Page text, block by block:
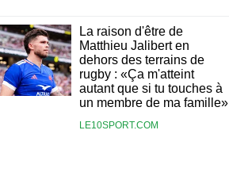
La raison d'être de
Matthieu Jalibert en
dehors des terrains de
rugby : «Ça m'atteint
autant que si tu touches à
un membre de ma famille»
LE10SPORT.COM